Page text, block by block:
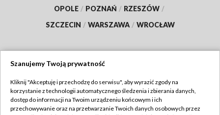
OPOLE / POZNAŃ / RZESZÓW /
SZCZECIN / WARSZAWA / WROCŁAW
TVP
Abonament TVP
Regulamin TVP
Szanujemy Twoją prywatność
Kliknij "Akceptuję i przechodzę do serwisu", aby wyrazić zgody na
korzystanie z technologii automatycznego śledzenia i zbierania danych,
dostęp do informacji na Twoim urządzeniu końcowym i ich
przechowywanie oraz na przetwarzanie Twoich danych osobowych przez